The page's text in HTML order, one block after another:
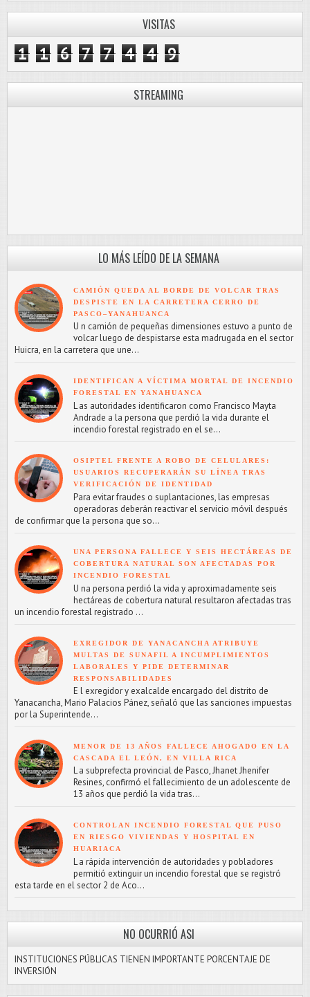
VISITAS
1 1 6 7 7 4 4 9
STREAMING
LO MÁS LEÍDO DE LA SEMANA
CAMIÓN QUEDA AL BORDE DE VOLCAR TRAS
DESPISTE EN LA CARRETERA CERRO DE
PASCO–YANAHUANCA
U n camión de pequeñas dimensiones estuvo a punto de
volcar luego de despistarse esta madrugada en el sector
Huicra, en la carretera que une...
IDENTIFICAN A VÍCTIMA MORTAL DE INCENDIO
FORESTAL EN YANAHUANCA
L as autoridades identificaron como Francisco Mayta
Andrade a la persona que perdió la vida durante el
incendio forestal registrado en el se...
OSIPTEL FRENTE A ROBO DE CELULARES:
USUARIOS RECUPERARÁN SU LÍNEA TRAS
VERIFICACIÓN DE IDENTIDAD
Para evitar fraudes o suplantaciones, las empresas
operadoras deberán reactivar el servicio móvil después
de confirmar que la persona que so...
UNA PERSONA FALLECE Y SEIS HECTÁREAS DE
COBERTURA NATURAL SON AFECTADAS POR
INCENDIO FORESTAL
U na persona perdió la vida y aproximadamente seis
hectáreas de cobertura natural resultaron afectadas tras
un incendio forestal registrado ...
EXREGIDOR DE YANACANCHA ATRIBUYE
MULTAS DE SUNAFIL A INCUMPLIMIENTOS
LABORALES Y PIDE DETERMINAR
RESPONSABILIDADES
E l exregidor y exalcalde encargado del distrito de
Yanacancha, Mario Palacios Pánez, señaló que las sanciones impuestas
por la Superintende...
MENOR DE 13 AÑOS FALLECE AHOGADO EN LA
CASCADA EL LEÓN, EN VILLA RICA
L a subprefecta provincial de Pasco, Jhanet Jhenifer
Resines, confirmó el fallecimiento de un adolescente de
13 años que perdió la vida tras...
CONTROLAN INCENDIO FORESTAL QUE PUSO
EN RIESGO VIVIENDAS Y HOSPITAL EN
HUARIACA
L a rápida intervención de autoridades y pobladores
permitió extinguir un incendio forestal que se registró
esta tarde en el sector 2 de Aco...
NO OCURRIÓ ASI
INSTITUCIONES PÚBLICAS TIENEN IMPORTANTE PORCENTAJE DE
INVERSIÓN